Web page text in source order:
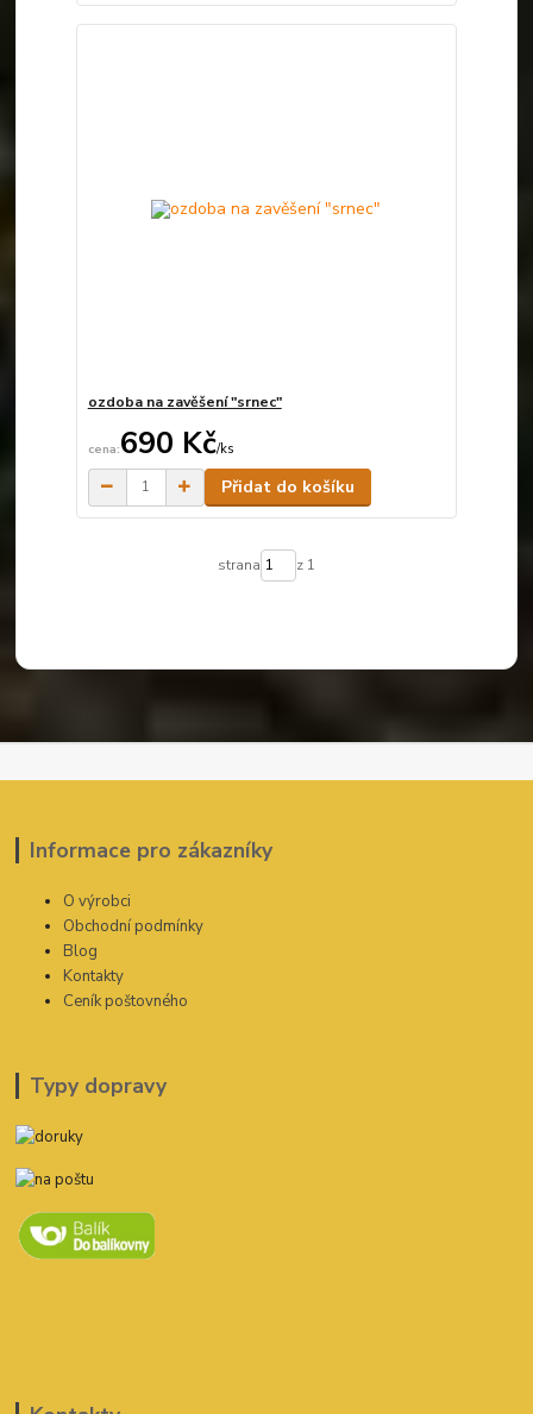
ozdoba na zavěšení "srnec"
690 Kč/ks
Přidat do košíku
strana z 1
Informace pro zákazníky
O výrobci
Obchodní podmínky
Blog
Kontakty
Ceník poštovného
Typy dopravy